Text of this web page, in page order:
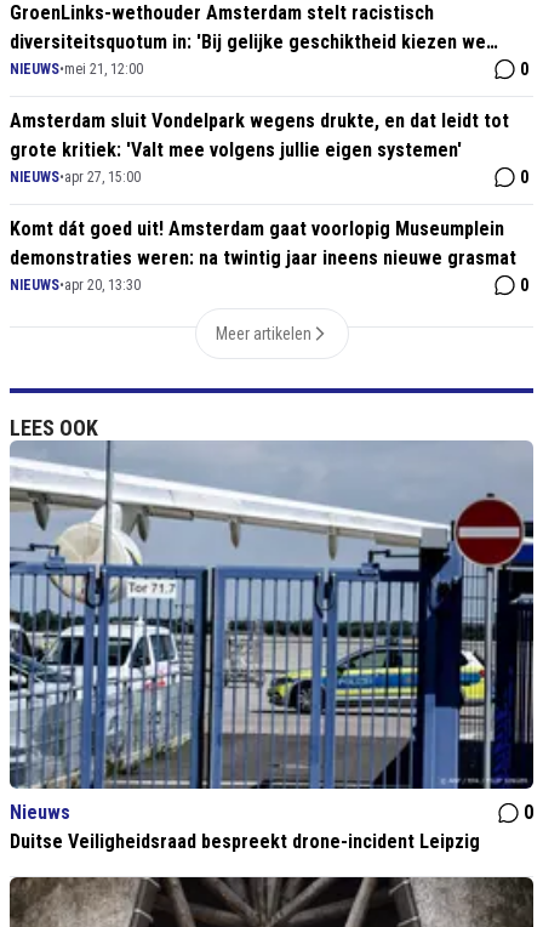
GroenLinks-wethouder Amsterdam stelt racistisch
diversiteitsquotum in: 'Bij gelijke geschiktheid kiezen we
migrant'
NIEUWS•mei 21, 12:00 0
Amsterdam sluit Vondelpark wegens drukte, en dat leidt tot
grote kritiek: 'Valt mee volgens jullie eigen systemen'
NIEUWS•apr 27, 15:00 0
Komt dát goed uit! Amsterdam gaat voorlopig Museumplein
demonstraties weren: na twintig jaar ineens nieuwe grasmat
NIEUWS•apr 20, 13:30 0
Meer artikelen
LEES OOK
Nieuws
0
Duitse Veiligheidsraad bespreekt drone-incident Leipzig